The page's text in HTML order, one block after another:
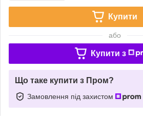
Купити
або
Купити з
Що таке купити з Пром?
Замовлення під захистом